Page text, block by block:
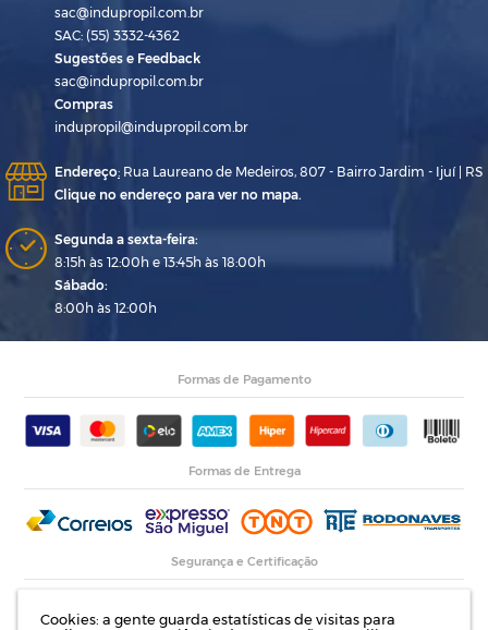
Cookies: a gente guarda estatísticas de visitas para
sac@indupropil.com.br
SAC: (55) 3332-4362
Sugestões e Feedback
sac@indupropil.com.br
Compras
indupropil@indupropil.com.br
Endereço: Rua Laureano de Medeiros, 807 - Bairro Jardim - Ijuí | RS
Clique no endereço para ver no mapa.
Segunda a sexta-feira:
8:15h às 12:00h e 13:45h às 18:00h
Sábado:
8:00h às 12:00h
Formas de Pagamento
Formas de Entrega
Segurança e Certificação